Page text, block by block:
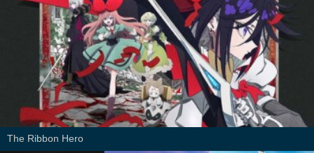
The Ribbon Hero